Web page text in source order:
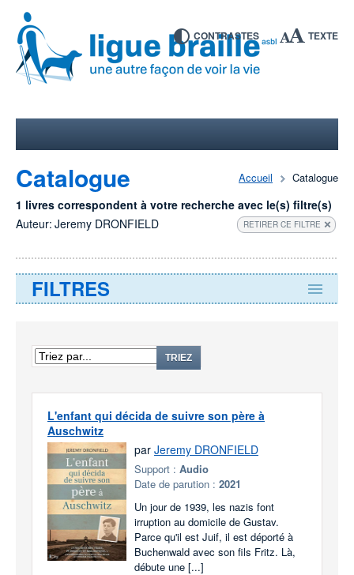
CONTRASTES TEXTE
Accueil Catalogue
Catalogue
1 livres correspondent à votre recherche avec le(s) filtre(s)
Auteur: Jeremy DRONFIELD RETIRER CE FILTRE
FILTRES
TRIEZ
L'enfant qui décida de suivre son père à
Auschwitz
par Jeremy DRONFIELD
Support : Audio
Date de parution : 2021
Un jour de 1939, les nazis font
irruption au domicile de Gustav.
Parce qu'il est Juif, il est déporté à
Buchenwald avec son fils Fritz. Là,
débute une [...]